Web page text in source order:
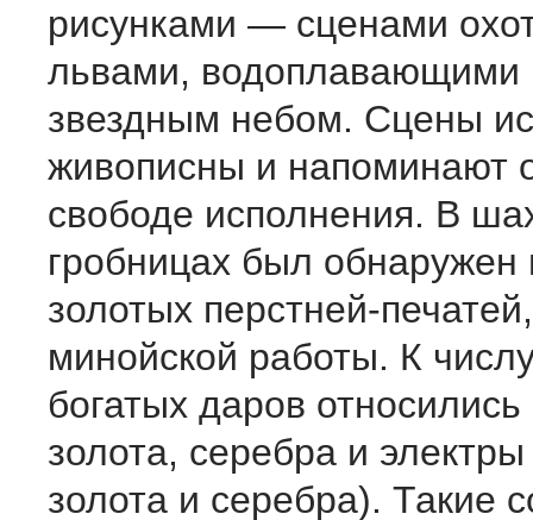
рисунками — сценами
львами, водоплавающими
звездным небом. Сцены
живописны и напоминают
свободе исполнения. В
гробницах был
золотых перстней-
минойской работы. К
богатых даров
золота, серебра и
золота и серебра). Такие